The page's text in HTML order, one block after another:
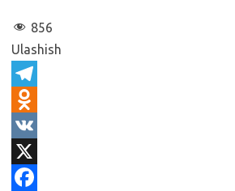
856
Ulashish
T
e
e
O
d
n
V
KX